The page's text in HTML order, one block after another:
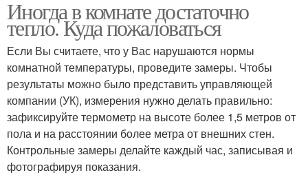
квартире
помещении
Температура для
женщин
Иногда в комнате достаточно
тепло. Куда пожаловаться
Если Вы считаете, что у Вас нарушаются нормы
комнатной температуры, проведите замеры. Чтобы
результаты можно было представить управляющей
компании (УК), измерения нужно делать правильно:
зафиксируйте термометр на высоте более 1,5 метров от
пола и на расстоянии более метра от внешних стен.
Контрольные замеры делайте каждый час, записывая и
фотографируя показания.